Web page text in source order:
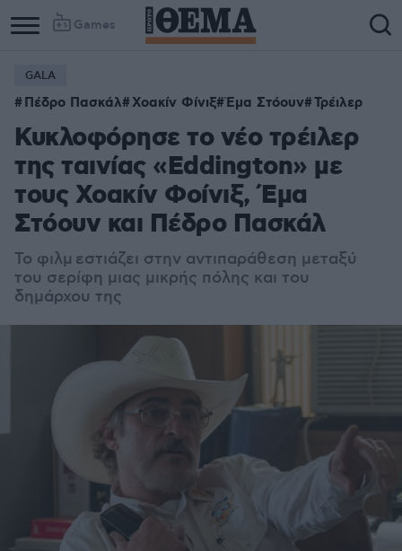
Games
Column
1
Column
2
GALA
Πέδρο Πασκάλ Χοακίν Φίνιξ Έμα Στόουν Τρέιλερ
Κυκλοφόρησε το νέο τρέιλερ
της ταινίας «Eddington» με
τους Χοακίν Φοίνιξ, Έμα
Στόουν και Πέδρο Πασκάλ
Το φιλμ εστιάζει στην αντιπαράθεση μεταξύ
του σερίφη μιας μικρής πόλης και του
δημάρχου της